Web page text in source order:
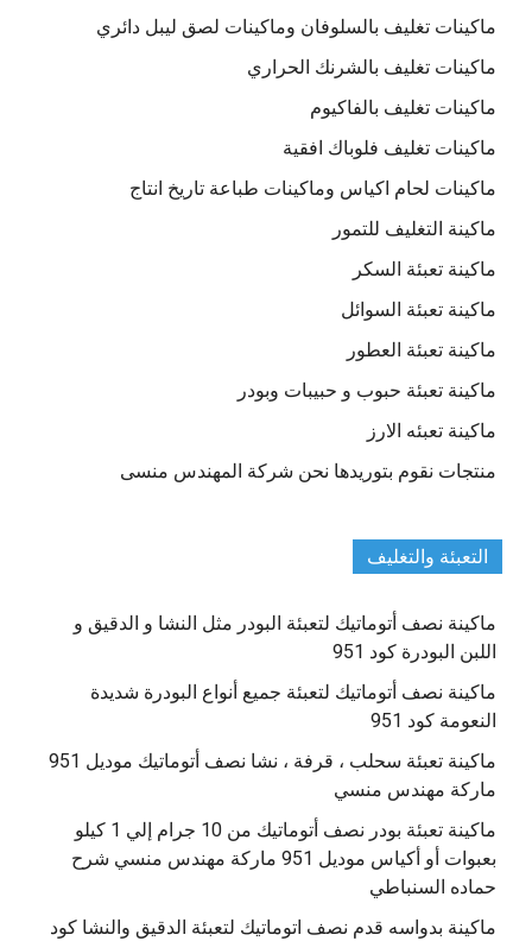
ماكينات تغليف بالسلوفان وماكينات لصق ليبل دائري
ماكينات تغليف بالشرنك الحراري
ماكينات تغليف بالفاكيوم
ماكينات تغليف فلوباك افقية
ماكينات لحام اكياس وماكينات طباعة تاريخ انتاج
ماكينة التغليف للتمور
ماكينة تعبئة السكر
ماكينة تعبئة السوائل
ماكينة تعبئة العطور
ماكينة تعبئة حبوب و حبيبات وبودر
ماكينة تعبئه الارز
منتجات نقوم بتوريدها نحن شركة المهندس منسى
التعبئة والتغليف
ماكينة نصف أتوماتيك لتعبئة البودر مثل النشا و الدقيق و
اللبن البودرة كود 951
ماكينة نصف أتوماتيك لتعبئة جميع أنواع البودرة شديدة
النعومة كود 951
ماكينة تعبئة سحلب ، قرفة ، نشا نصف أتوماتيك موديل 951
ماركة مهندس منسي
ماكينة تعبئة بودر نصف أتوماتيك من 10 جرام إلي 1 كيلو
بعبوات أو أكياس موديل 951 ماركة مهندس منسي شرح
حماده السنباطي
ماكينة بدواسه قدم نصف اتوماتيك لتعبئة الدقيق والنشا كود